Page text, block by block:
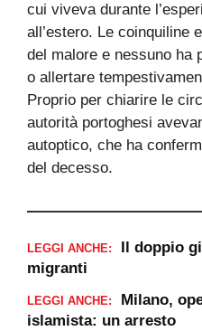
cui viveva durante
all’estero. Le coinquiline
del malore e nessuno ha
o allertare
Proprio per chiarire le
autorità portoghesi
autoptico, che ha
del decesso.
LEGGI ANCHE:
Il doppio
migranti
LEGGI ANCHE:
Milano,
islamista: un arresto